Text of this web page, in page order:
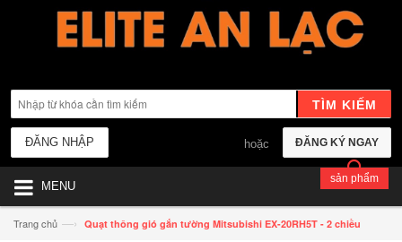
TÌM KIẾM
ĐĂNG KÝ NGAY
hoặc
ĐĂNG NHẬP
MENU
sản phẩm
Trang chủ —› Quạt thông gió gắn tường Mitsubishi EX-20RH5T - 2 chiều